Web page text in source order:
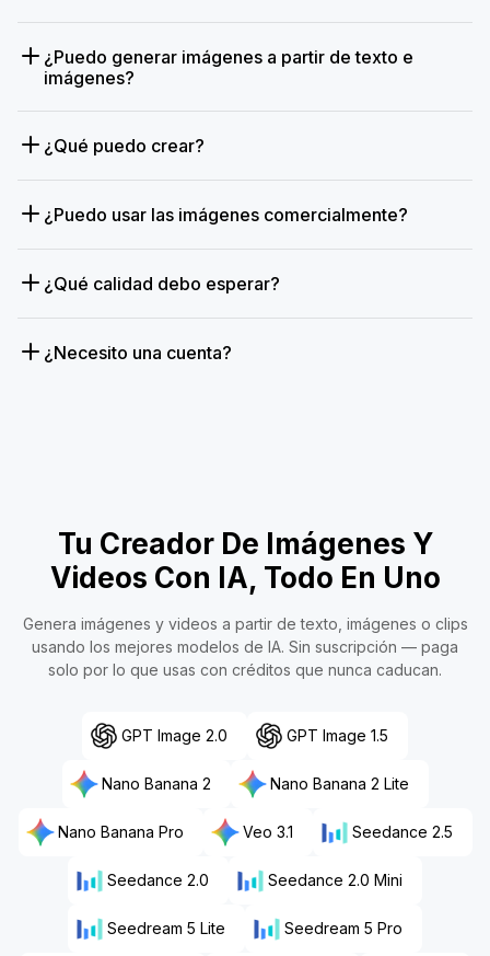
¿Puedo generar imágenes a partir de texto e
imágenes?
¿Qué puedo crear?
¿Puedo usar las imágenes comercialmente?
¿Qué calidad debo esperar?
¿Necesito una cuenta?
Tu Creador De Imágenes Y
Videos Con IA, Todo En Uno
Genera imágenes y videos a partir de texto, imágenes o clips
usando los mejores modelos de IA. Sin suscripción — paga
solo por lo que usas con créditos que nunca caducan.
GPT Image 2.0 GPT Image 1.5
Nano Banana 2 Nano Banana 2 Lite
Nano Banana Pro Veo 3.1 Seedance 2.5
Seedance 2.0 Seedance 2.0 Mini
Seedream 5 Lite Seedream 5 Pro